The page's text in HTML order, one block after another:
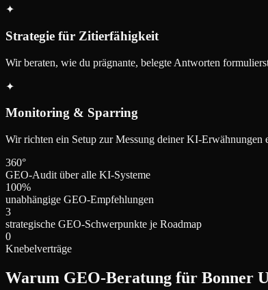
✦
Strategie für Zitierfähigkeit
Wir beraten, wie du prägnante, belegte Antworten
✦
Monitoring & Sparring
Wir richten ein Setup zur Messung deiner KI-
360°
GEO-Audit über alle KI-Systeme
100%
unabhängige GEO-Empfehlungen
3
strategische GEO-Schwerpunkte je Roadmap
0
Knebelverträge
Warum GEO-Beratung für Bonner